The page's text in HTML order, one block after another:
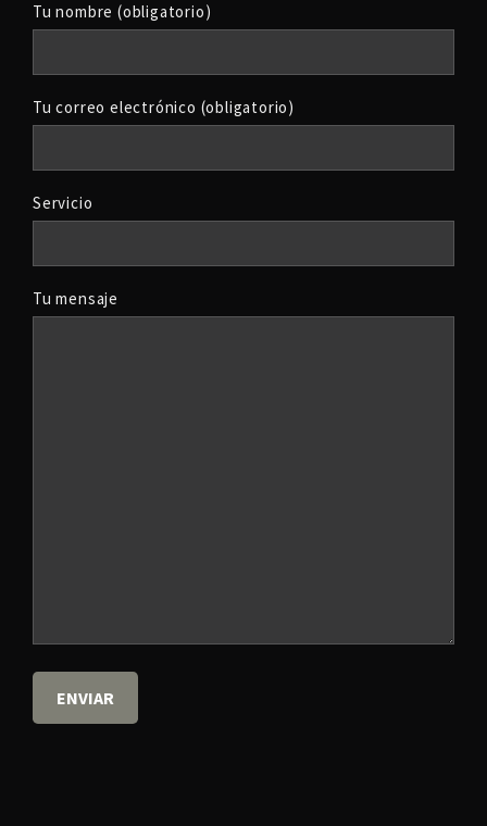
Tu nombre (obligatorio)
Tu correo electrónico (obligatorio)
Servicio
Tu mensaje